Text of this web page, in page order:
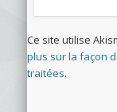
Ce site utilise
plus sur la façon
traitées.